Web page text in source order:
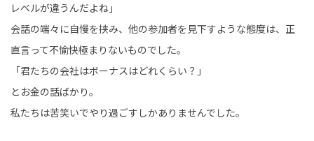
レベルが違うんだよね」
会話の端々に自慢を挟み、他の参加者を見下すような態度は、正
直言って不愉快極まりないものでした。
「君たちの会社はボーナスはどれくらい？」
とお金の話ばかり。
私たちは苦笑いでやり過ごすしかありませんでした。